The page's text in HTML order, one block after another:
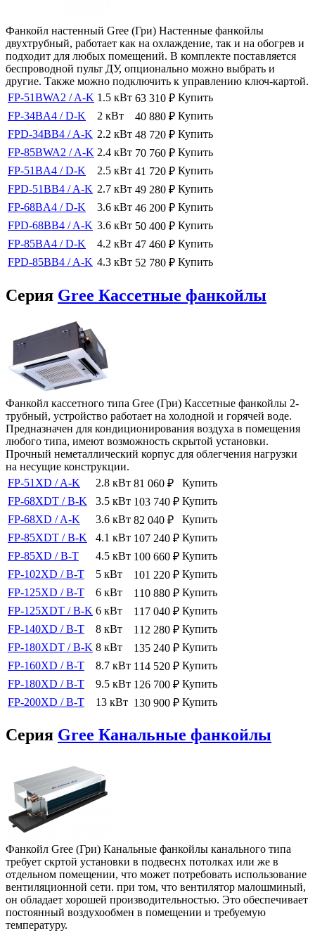
Фанкойл настенный Gree (Гри) Настенные фанкойлы
двухтрубный, работает как на охлаждение, так и на обогрев и
подходит для любых помещений. В комплекте поставляется
беспроводной пульт ДУ, опционально можно выбрать и
другие. Также можно подключить к управлению ключ-картой.
FP-51BWA2 / A-K 1.5 кВт 63 310 ₽ Купить
FP-34BA4 / D-K
2 кВт 40 880 ₽ Купить
FPD-34BB4 / A-K 2.2 кВт 48 720 ₽ Купить
FP-85BWA2 / A-K 2.4 кВт 70 760 ₽ Купить
FP-51BA4 / D-K
2.5 кВт 41 720 ₽ Купить
FPD-51BB4 / A-K 2.7 кВт 49 280 ₽ Купить
FP-68BA4 / D-K
3.6 кВт 46 200 ₽ Купить
FPD-68BB4 / A-K 3.6 кВт 50 400 ₽ Купить
FP-85BA4 / D-K
4.2 кВт 47 460 ₽ Купить
FPD-85BB4 / A-K 4.3 кВт 52 780 ₽ Купить
Серия Gree Кассетные фанкойлы
Фанкойл кассетного типа Gree (Гри) Кассетные фанкойлы 2-
трубный, устройство работает на холодной и горячей воде.
Предназначен для кондиционирования воздуха в помещения
любого типа, имеют возможность скрытой установки.
Прочный неметаллический корпус для облегчения нагрузки
на несущие конструкции.
FP-51XD / A-K
2.8 кВт 81 060 ₽
Купить
FP-68XDT / B-K
3.5 кВт 103 740 ₽ Купить
FP-68XD / A-K
3.6 кВт 82 040 ₽
Купить
FP-85XDT / B-K
4.1 кВт 107 240 ₽ Купить
FP-85XD / B-T
4.5 кВт 100 660 ₽ Купить
FP-102XD / B-T
5 кВт 101 220 ₽ Купить
FP-125XD / B-T
6 кВт 110 880 ₽ Купить
FP-125XDT / B-K 6 кВт 117 040 ₽ Купить
FP-140XD / B-T
8 кВт 112 280 ₽ Купить
FP-180XDT / B-K 8 кВт 135 240 ₽ Купить
FP-160XD / B-T
8.7 кВт 114 520 ₽ Купить
FP-180XD / B-T
9.5 кВт 126 700 ₽ Купить
FP-200XD / B-T
13 кВт 130 900 ₽ Купить
Серия Gree Канальные фанкойлы
Фанкойл Gree (Гри) Канальные фанкойлы канального типа
требует скртой установки в подвеснх потолках или же в
отдельном помещении, что может потребовать использование
вентиляционной сети. при том, что вентилятор малошминый,
он обладает хорошей производительностью. Это обеспечивает
постоянный воздухообмен в помещении и требуемую
температуру.